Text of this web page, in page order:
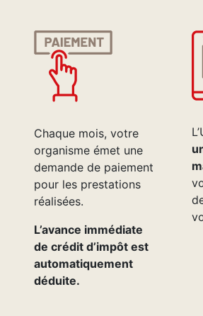
Chaque mois, votre
organisme émet une
demande de paiement
pour les prestations
réalisées.
L’avance immédiate
de crédit d’impôt est
automatiquement
déduite.